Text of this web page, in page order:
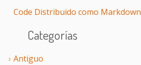
Code Distribuido como Markdown
Categorías
Antiguo